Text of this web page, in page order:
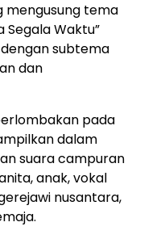
mengusung tema
Segala Waktu”
subtema
dan
pada
dalam
suara campuran
anak, vokal
nusantara,